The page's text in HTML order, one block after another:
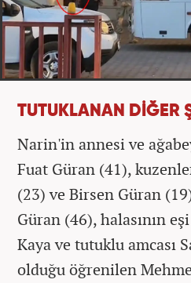
TUTUKLANAN DİĞER
Narin'in annesi ve
Fuat Güran (41),
(23) ve Birsen Güran
Güran (46), halasının
Kaya ve tutuklu amcası
olduğu öğrenilen